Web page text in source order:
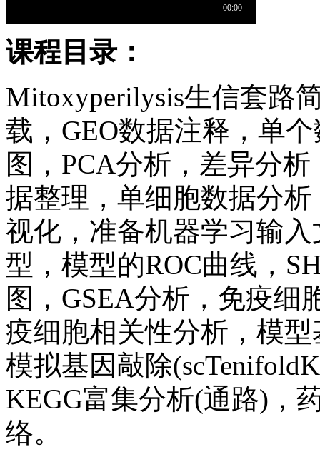
课程目录：
Mitoxyperilysis生信套路
载，GEO数据注释，单
图，PCA分析，差异分
据整理，单细胞数据分
视化，准备机器学习输
型，模型的ROC曲线，
图，GSEA分析，免疫细
疫细胞相关性分析，模
模拟基因敲除
KEGG富集分析(通路)，
络。